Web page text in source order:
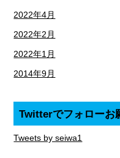
2022年4月
2022年2月
2022年1月
2014年9月
Twitterでフォローお
Tweets by seiwa1